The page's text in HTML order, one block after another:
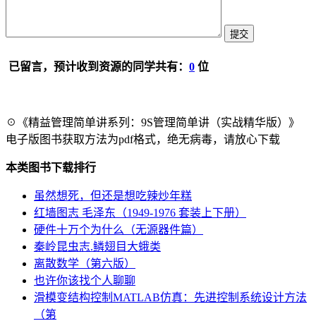
已留言，预计收到资源的同学共有： 0 位
☉《精益管理简单讲系列：9S管理简单讲（实战精华版）》
电子版图书获取方法为pdf格式，绝无病毒，请放心下载
本类图书下载排行
虽然想死，但还是想吃辣炒年糕
红墙图志 毛泽东（1949-1976 套装上下册）
硬件十万个为什么（无源器件篇）
秦岭昆虫志.鳞翅目大蛾类
离散数学（第六版）
也许你该找个人聊聊
滑模变结构控制MATLAB仿真：先进控制系统设计方法
（第